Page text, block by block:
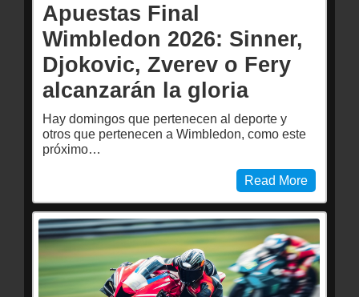
Apuestas Final
Wimbledon 2026: Sinner,
Djokovic, Zverev o Fery
alcanzarán la gloria
Hay domingos que pertenecen al deporte y
otros que pertenecen a Wimbledon, como este
próximo…
Read More